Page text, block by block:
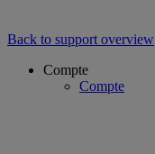
Back to support overview
Compte
Compte